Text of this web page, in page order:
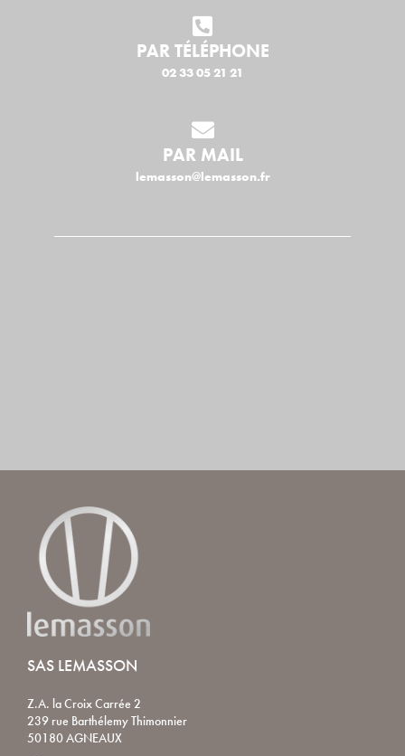
PAR TÉLÉPHONE
02 33 05 21 21
PAR MAIL
lemasson@lemasson.fr
SAS LEMASSON
Z.A. la Croix Carrée 2
239 rue Barthélemy Thimonnier
50180 AGNEAUX